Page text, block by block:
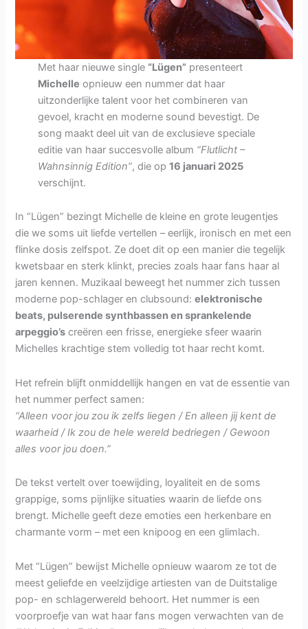
Met haar nieuwe single “Lügen”presenteert
Michelle opnieuw een nummer dat haar
uitzonderlijke talent voor het combineren van
gevoel, kracht en moderne sound bevestigt. De
song maakt deel uit van de exclusieve speciale
editie van haar succesvolle album “Flutlicht –
Wahnsinnig Edition”, die op 16 januari 2025
verschijnt.
In “Lügen” bezingt Michelle de kleine en grote leugentjes
die we soms uit liefde vertellen – eerlijk, ironisch en met een
flinke dosis zelfspot. Ze doet dit op een manier die tegelijk
kwetsbaar en sterk klinkt, precies zoals haar fans haar al
jaren kennen. Muzikaal beweegt het nummer zich tussen
moderne pop-schlager en clubsound:elektronische
beats, pulserende synthbassen en sprankelende
arpeggio’s creëren een frisse, energieke sfeer waarin
Michelles krachtige stem volledig tot haar recht komt.
Het refrein blijft onmiddellijk hangen en vat de essentie van
het nummer perfect samen:
“Alleen voor jou zou ik zelfs liegen / En alleen jij kent de
waarheid / Ik zou de hele wereld bedriegen / Gewoon
alles voor jou doen.”
De tekst vertelt over toewijding, loyaliteit en de soms
grappige, soms pijnlijke situaties waarin de liefde ons
brengt. Michelle geeft deze emoties een herkenbare en
charmante vorm – met een knipoog en een glimlach.
Met “Lügen” bewijst Michelle opnieuw waarom ze tot de
meest geliefde en veelzijdige artiesten van de Duitstalige
pop- en schlagerwereld behoort. Het nummer is een
voorproefje van wat haar fans mogen verwachten van de